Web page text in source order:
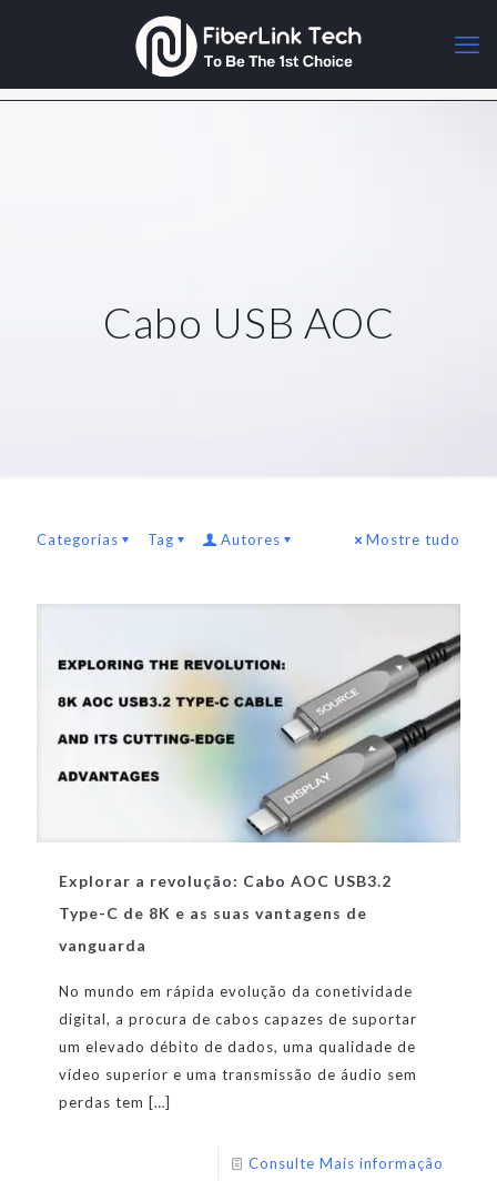
Cabo USB AOC
Categorias Tag Autores Mostre tudo
Explorar a revolução: Cabo AOC USB3.2
Type-C de 8K e as suas vantagens de
vanguarda
No mundo em rápida evolução da conetividade
digital, a procura de cabos capazes de suportar
um elevado débito de dados, uma qualidade de
vídeo superior e uma transmissão de áudio sem
perdas tem […]
Consulte Mais informação